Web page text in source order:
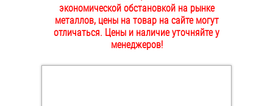
Дюймовый крепёж
Заклепки (Гайки-Заклепки)
экономической обстановкой на рынке
металлов, цены на товар на сайте могут
отличаться. Цены и наличие уточняйте у
менеджеров!